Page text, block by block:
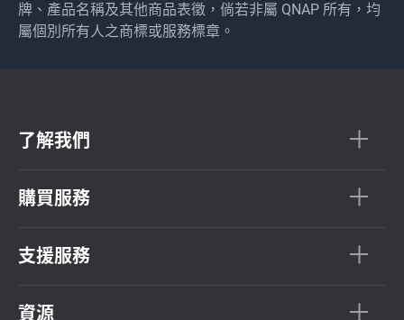
牌、產品名稱及其他商品表徵，倘若非屬 QNAP 所有，均
屬個別所有人之商標或服務標章。
了解我們
購買服務
支援服務
資源